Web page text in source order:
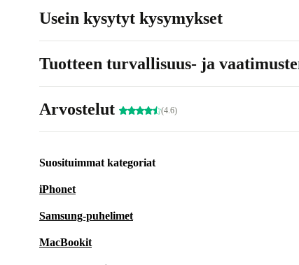
Usein kysytyt kysymykset
Tuotteen turvallisuus- ja
Arvostelut (4.6)
Suosituimmat kategoriat
iPhonet
Samsung-puhelimet
MacBookit